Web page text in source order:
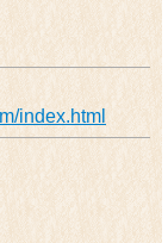
index.html